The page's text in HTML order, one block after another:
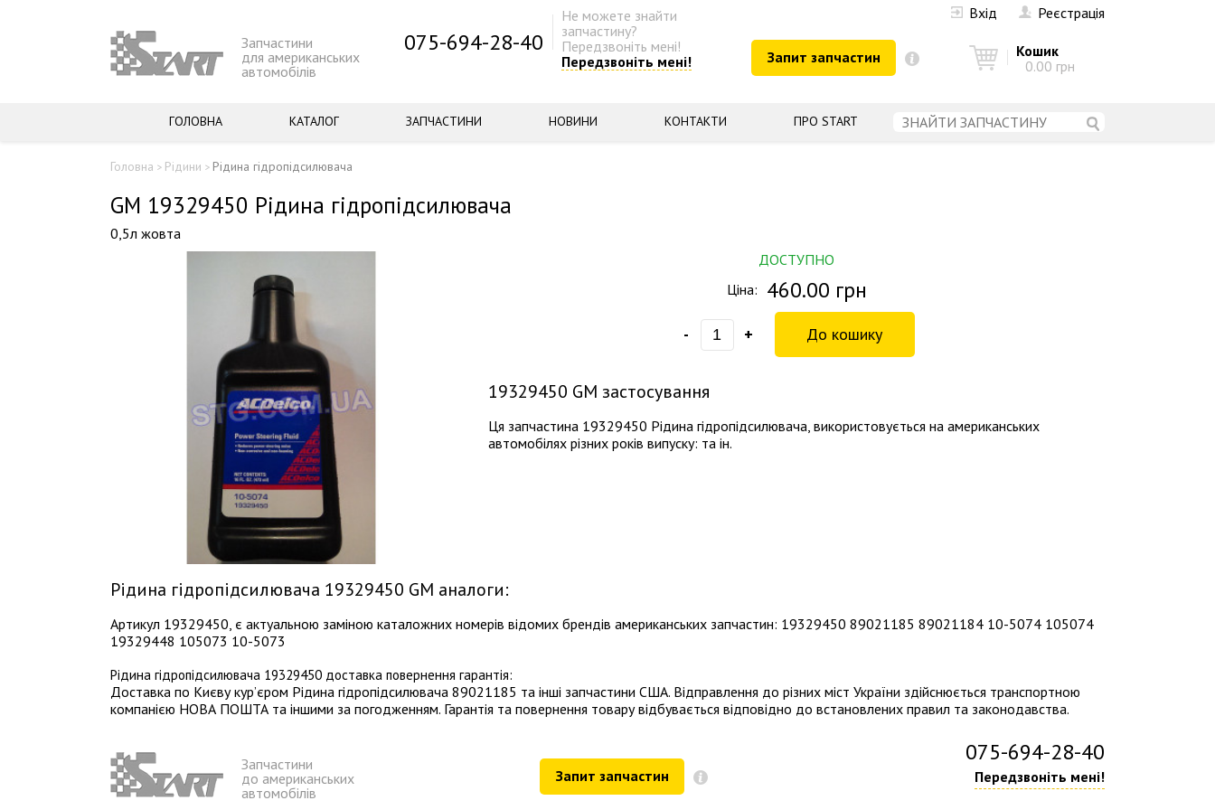
Вхід
Реєстрація
Запчастини
для американських
автомобілів
075-694-28-40
Не можете знайти
запчастину?
Передзвоніть мені!
Передзвоніть мені!
Запит запчастин
Кошик
0.00 грн
ГОЛОВНА КАТАЛОГ ЗАПЧАСТИНИ НОВИНИ КОНТАКТИ ПРО START
Головна > Рідини > Рідина гідропідсилювача
GM 19329450 Рідина гідропідсилювача
0,5л жовта
ДОСТУПНО
Ціна: 460.00 грн
- +
19329450 GM застосування
Ця запчастина 19329450 Рідина гідропідсилювача, використовується на американських
автомобілях різних років випуску: та ін.
Рідина гідропідсилювача 19329450 GM аналоги:
Артикул 19329450, є актуальною заміною каталожних номерів відомих брендів американських запчастин: 19329450 89021185 89021184 10-5074 105074
19329448 105073 10-5073
Рідина гідропідсилювача 19329450 доставка повернення гарантія:
Доставка по Києву кур’єром Рідина гідропідсилювача 89021185 та інші запчастини США. Відправлення до різних міст України здійснюється транспортною
компанією НОВА ПОШТА та іншими за погодженням. Гарантія та повернення товару відбувається відповідно до встановлених правил та законодавства.
Запчастини
до американських
автомобілів
Запит запчастин
075-694-28-40
Передзвоніть мені!